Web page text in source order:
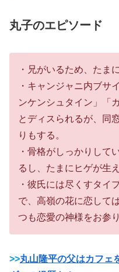
丸子のエピソード
・兄がいるため、たま
・キャンジャニ内ブサ
ンケンシュタイン」「
とディスられるが、同
りもする。
・骨格がしっかりして
るし、たまにヒゲが生え
・彼氏には尽くすタイ
で、高嶺の花に恋して
つも恋愛の神様をお参
>>丸山隆平の父はカフェ